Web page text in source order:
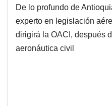
De lo profundo de
experto en legislación
dirigirá la OACI, después
aeronáutica civil